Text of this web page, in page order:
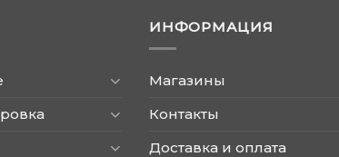
можно
выбрать
странице
ИНФОРМАЦИЯ
Магазины
Контакты
Доставка и оплата